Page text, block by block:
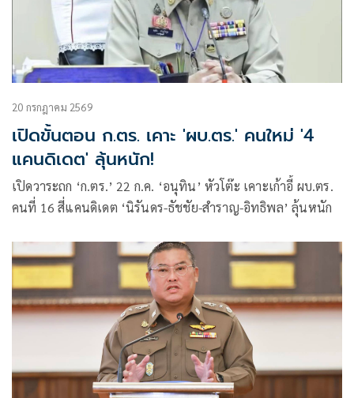
20 กรกฎาคม 2569
เปิดขั้นตอน ก.ตร. เคาะ 'ผบ.ตร.' คนใหม่ '4
แคนดิเดต' ลุ้นหนัก!
เปิดวาระถก ‘ก.ตร.’ 22 ก.ค. ‘อนุทิน’ หัวโต๊ะ เคาะเก้าอี้ ผบ.ตร.
คนที่ 16 สี่แคนดิเดต ‘นิรันดร-ธัชชัย-สำราญ-อิทธิพล’ ลุ้นหนัก